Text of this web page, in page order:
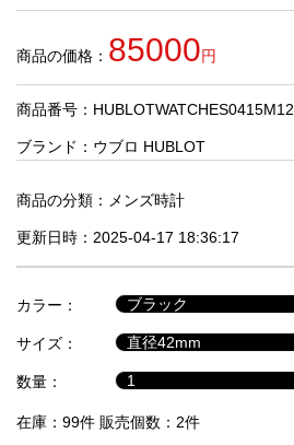
商
人
気
商
セ
ル
品
商品の価格： 85000円
商品番号：HUBLOTWATCHES0415M12
ブランド： ウブロ HUBLOT
商品の分類： メンズ時計
更新日時：2025-04-17 18:36:17
カラー：
サイズ：
数量：
在庫：99件 販売個数：2件